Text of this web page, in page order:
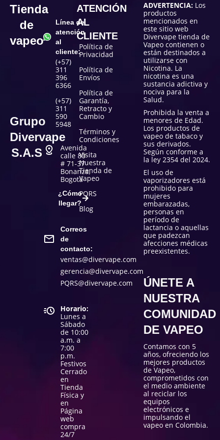
Tienda
de
vapeo
Grupo
Divervape
S.A.S
Línea de
atención
al
cliente:
(+57)
311
396
6366
(+57)
311
590
5948
Avenida
calle 80
# 71-37
Bonanza,
Bogotá
¿Cómo
llegar?
Correos
de
contacto:
ventas@divervape.com
gerencia@divervape.com
PQRS@divervape.com
Horario:
Lunes a
Sábado
de 10:00
a.m. a
7:00
p.m.
Festivos
Cerrado
en
Tienda
Física y
en
Página
web
compra
24/7
ATENCIÓN
AL
CLIENTE
Política de
Privacidad
Política de
Envíos
Política de
Garantía,
Retracto y
Cambio
Términos y
Condiciones
Visita
Nuestra
Tienda de
Vapeo
PQRS
Blog
ADVERTENCIA: Los
productos
mencionados en
este sitio web
Divervape tienda de
Vapeo contienen o
están destinados a
utilizarse con
Nicotina. La
nicotina es una
sustancia adictiva y
nociva para la
Salud.
Prohibida la venta a
menores de Edad.
Los productos de
vapeo de tabaco y
sus derivados.
Según conforme a
la ley 2354 del 2024.
El uso de
vaporizadores está
prohibido para
mujeres
embarazadas,
personas en
período de
lactancia o aquellas
que padezcan
afecciones médicas
preexistentes.
ÚNETE A
NUESTRA
COMUNIDAD
DE VAPEO
Contamos con 5
años, ofreciendo los
mejores productos
de Vapeo,
comprometidos con
el medio ambiente
al reciclar los
equipos
electrónicos e
impulsando el
vapeo en Colombia.